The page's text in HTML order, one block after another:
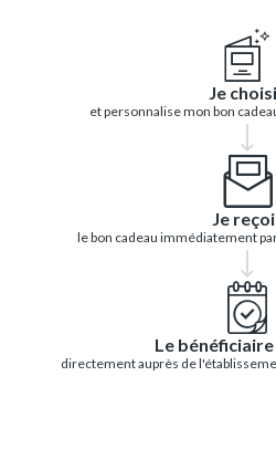
Je
et personnalise mon bon
Je
le bon cadeau immédiatement
Le
directement auprès de